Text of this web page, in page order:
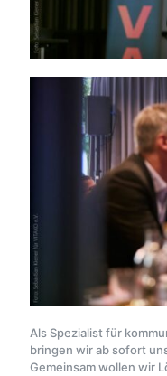
Als Spezialist für
bringen wir ab sofort
Gemeinsam wollen wir